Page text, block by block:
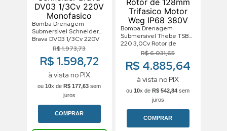
Bomba Drenagem
Submersivel Schneider
Brava DV03 1/3Cv 220V
Monofasico
R$1.973,73
R$ 1.598,72
à vista no PIX
ou 10x de R$ 177,63 sem
juros
COMPRAR
Bomba Drenagem
Submersivel Thebe TSB
220 3,0Cv Rotor de
128mm Trifasico Motor
R$6.031,65
R$ 4.885,64
à vista no PIX
ou 10x de R$ 542,84 sem
juros
COMPRAR